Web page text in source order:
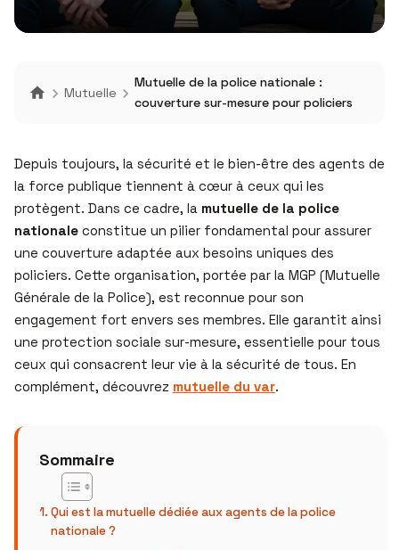
Mutuelle
Mutuelle de la police nationale :
couverture sur-mesure pour policiers
Depuis toujours, la sécurité et le bien-être des agents de
la force publique tiennent à cœur à ceux qui les
protègent. Dans ce cadre, la mutuelle de la police
nationale constitue un pilier fondamental pour assurer
une couverture adaptée aux besoins uniques des
policiers. Cette organisation, portée par la MGP (Mutuelle
Générale de la Police), est reconnue pour son
engagement fort envers ses membres. Elle garantit ainsi
une protection sociale sur-mesure, essentielle pour tous
ceux qui consacrent leur vie à la sécurité de tous. En
complément, découvrez mutuelle du var.
Sommaire
Qui est la mutuelle dédiée aux agents de la police
nationale ?